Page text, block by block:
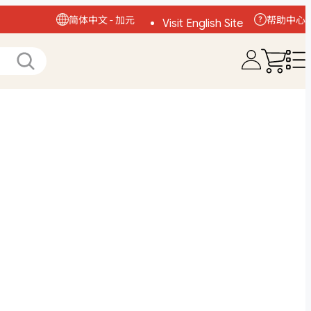
简体中文 - 加元
Visit English Site
帮助中心